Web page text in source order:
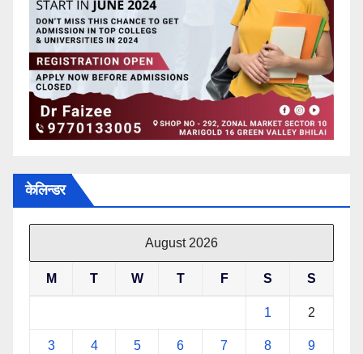
केलिन्डर
August 2026
M T W T F S S
1 2
3 4 5 6 7 8 9